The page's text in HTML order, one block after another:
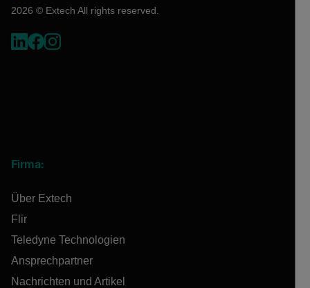
2026 © Extech All rights reserved.
Firma:
Über Extech
Flir
Teledyne Technologien
Ansprechpartner
Nachrichten und Artikel